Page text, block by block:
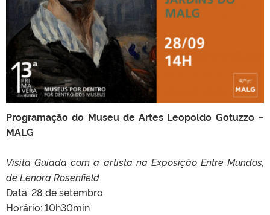
Programação do Museu de Artes Leopoldo Gotuzzo –
MALG
Visita Guiada com a artista na Exposição Entre Mundos,
de Lenora Rosenfield
Data: 28 de setembro
Horário: 10h30min